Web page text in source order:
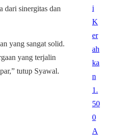
dari sinergitas dan
yang sangat solid.
yang terjalin
tutup Syawal.